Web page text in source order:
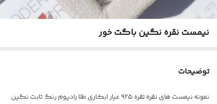
نیمست نقره نگین باگت خور
توضیحات
نمونه نیمست های نقره تقره ۹۲۵ عیار ابکاری طلا رادیوم رنگ ثابت نگین